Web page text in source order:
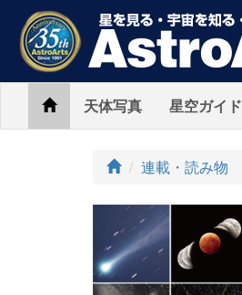
Home天体写真 星空ガイド
ト
プ
連載・読み物